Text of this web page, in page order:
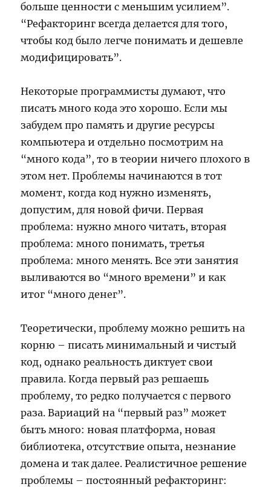
больше ценности с меньшим усилием”.
“Рефакторинг всегда делается для того,
чтобы код было легче понимать и дешевле
модифицировать”.
Некоторые программисты думают, что
писать много кода это хорошо. Если мы
забудем про память и другие ресурсы
компьютера и отдельно посмотрим на
“много кода”, то в теории ничего плохого в
этом нет. Проблемы начинаются в тот
момент, когда код нужно изменять,
допустим, для новой фичи. Первая
проблема: нужно много читать, вторая
проблема: много понимать, третья
проблема: много менять. Все эти занятия
выливаются во “много времени” и как
итог “много денег”.
Теоретически, проблему можно решить на
корню – писать минимальный и чистый
код, однако реальность диктует свои
правила. Когда первый раз решаешь
проблему, то редко получается с первого
раза. Вариаций на “первый раз” может
быть много: новая платформа, новая
библиотека, отсутствие опыта, незнание
домена и так далее. Реалистичное решение
проблемы – постоянный рефакторинг: